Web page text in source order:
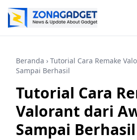
Beranda › Tutorial Cara Remake
Sampai Berhasil
Tutorial Cara
Valorant dari
Sampai Berhasil